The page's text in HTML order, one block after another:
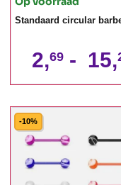
Standaard circular
2,69 - 15,
-10%